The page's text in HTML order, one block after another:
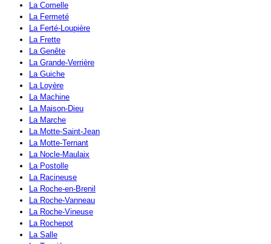
La Comelle
La Fermeté
La Ferté-Loupière
La Frette
La Genête
La Grande-Verrière
La Guiche
La Loyère
La Machine
La Maison-Dieu
La Marche
La Motte-Saint-Jean
La Motte-Ternant
La Nocle-Maulaix
La Postolle
La Racineuse
La Roche-en-Brenil
La Roche-Vanneau
La Roche-Vineuse
La Rochepot
La Salle